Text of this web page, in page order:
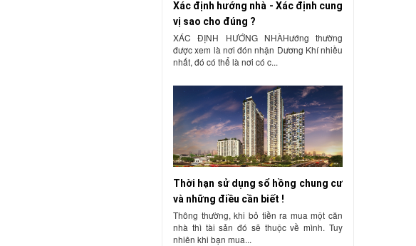
Xác định hướng nhà - Xác định cung
vị sao cho đúng ?
XÁC ĐỊNH HƯỚNG NHÀHướng thường
được xem là nơi đón nhận Dương Khí nhiều
nhất, đó có thể là nơi có c...
Thời hạn sử dụng sổ hồng chung cư
và những điều cần biết !
Thông thường, khi bỏ tiền ra mua một căn
nhà thì tài sản đó sẽ thuộc về mình. Tuy
nhiên khi bạn mua...